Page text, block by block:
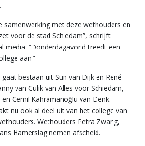
samenwerking met deze wethouders en
voor de stad Schiedam”, schrijft
media. “Donderdagavond treedt een
aan.”
bestaan uit Sun van Dijk en René
van Gulik van Alles voor Schiedam,
en Cemil Kahramanoğlu van Denk.
nu ook al deel uit van het college van
Wethouders Petra Zwang,
Hamerslag nemen afscheid.